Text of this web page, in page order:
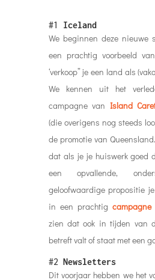
#1 Iceland
We beginnen deze nieuwe
een prachtig voorbeeld
‘verkoop” je een land als
We kennen uit het
campagne van Island
(die overigens nog steeds
de promotie van
dat als je je huiswerk goed
een opvallende,
geloofwaardige propositie
in een prachtig campagne
zien dat ook in tijden van
betreft valt of staat met een
#2 Newsletters
Dit voorjaar hebben we het